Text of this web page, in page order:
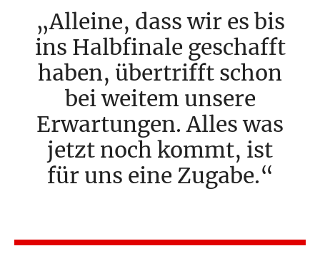
Alleine, dass wir es bis
ins Halbfinale geschafft
haben, übertrifft schon
bei weitem unsere
Erwartungen. Alles was
jetzt noch kommt, ist
für uns eine Zugabe.